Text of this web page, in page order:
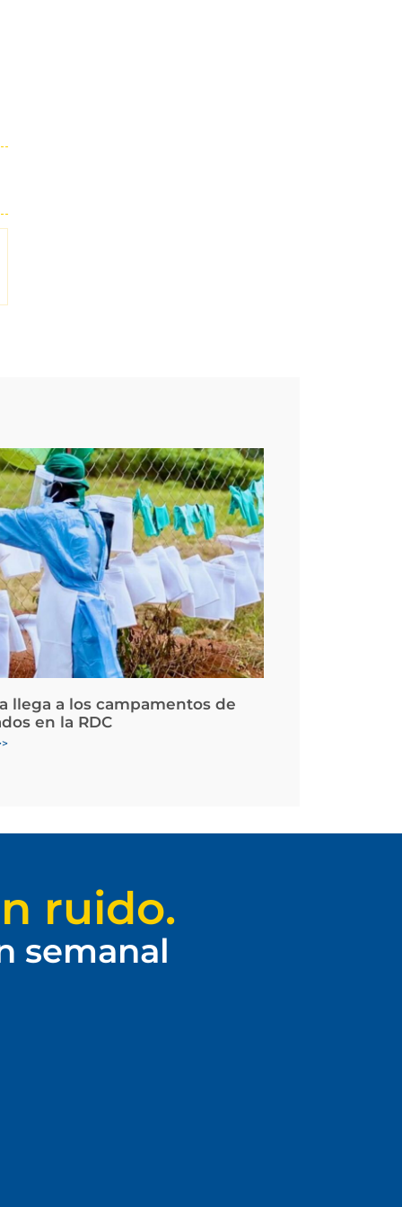
llega a los campamentos de
en la RDC
ruido.
semanal